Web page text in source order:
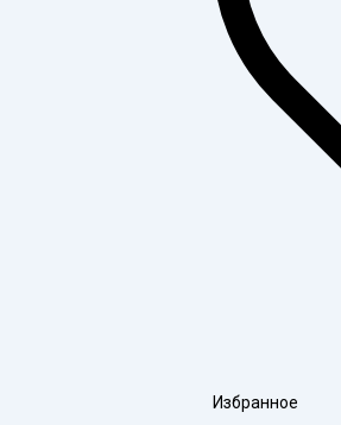
Избранное